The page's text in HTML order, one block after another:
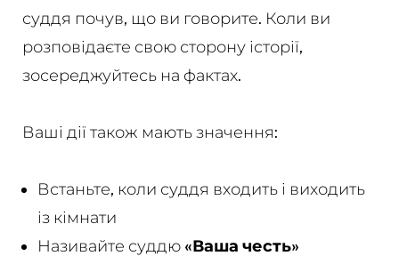
суддя почув, що ви говорите. Коли ви
розповідаєте свою сторону історії,
зосереджуйтесь на фактах.
Ваші дії також мають значення:
Встаньте, коли суддя входить і виходить
із кімнати
Називайте суддю «Ваша честь»